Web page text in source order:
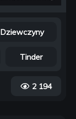
Dziewczyny
Tinder
2 194